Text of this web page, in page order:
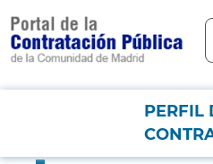
contenido
principal
Menú PCON
PERFIL
Servicio de